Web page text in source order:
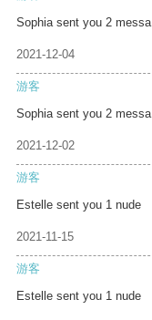
Sophia sent you 2 messa
2021-12-04
游客
Sophia sent you 2 messa
2021-12-02
游客
Estelle sent you 1 nude
2021-11-15
游客
Estelle sent you 1 nude